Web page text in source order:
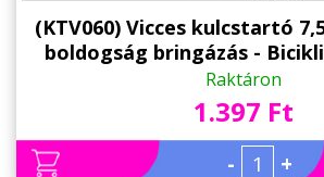
(KTV060) Vicces kulcstartó
boldogság bringázás -
Raktáron
1.397 Ft
- +